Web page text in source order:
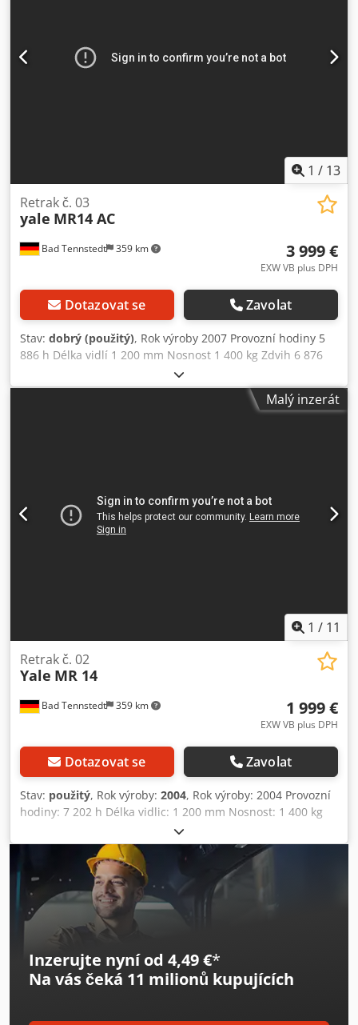
1 / 13
Bad Tennstedt 359 km
Retrak č. 03
yale MR14 AC
3 999 €
EXW VB plus DPH
Dotazovat se Zavolat
Stav: dobrý (použitý), Rok výroby 2007 Provozní hodiny 5
886 h Délka vidlí 1 200 mm Nosnost 1 400 kg Zdvih 6 876
mm Volný zdvih 2 305 mm Dcjdpfxoylmf Ne Ahgjk Výška
stožáru 2 875 mm, vysunutý 7 926 mm Joystickové ovládání
PalmTech 360° řízení Naklápění nosiče vidlí s integrovaným
Malý inzerát
1 / 11
Bad Tennstedt 359 km
Retrak č. 02
Yale MR 14
1 999 €
EXW VB plus DPH
Dotazovat se Zavolat
Stav: použitý, Rok výroby: 2004, Rok výroby: 2004 Provozní
hodiny: 7 202 h Délka vidlic: 1 200 mm Nosnost: 1 400 kg
Výška zdvihu: 6 876 mm Volný zdvih: 2 305 mm Výška
zdvižného stožáru: 2 875 mm, vysunutý 7 926 mm
PalmTech joystickové ovládání 360° řízení Naklápění nosiče
vidlic s integrovaným bočním posuvem Dodpfx Ajyyxb
Tshgsck Progresivní fly-by-wire řízení Vlastní hmotnost: 2
450 kg bez baterie Baterie: 48 V Hmotnost baterie: 1 119 - 1
200 kg Poloměr otáčení: 1 688 mm Včetně nabíječky
Inzerujte nyní od 4,49 €*
Na vás čeká 11 milionů kupujících